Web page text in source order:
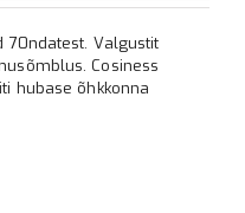
70ndatest. Valgustit
Cosiness
hubase õhkkonna